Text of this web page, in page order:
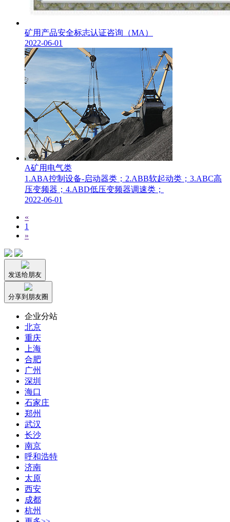
矿用产品安全标志认证咨询（MA）
2022-06-01
A矿用电气类
1.ABA控制设备-启动器类；2.ABB软起动类；3.ABC高
压变频器；4.ABD低压变频器调速类；
2022-06-01
«
1
»
发送给朋友
分享到朋友圈
企业分站
北京
重庆
上海
合肥
广州
深圳
海口
石家庄
郑州
武汉
长沙
南京
呼和浩特
济南
太原
西安
成都
杭州